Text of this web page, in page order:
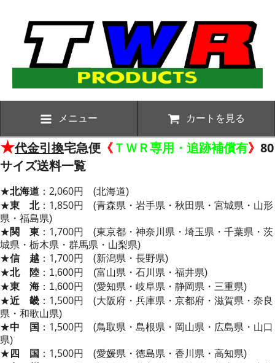
メニュー カートを見る
★代金引換宅急便 《ＴＷＲ専用・追跡補償有》 80
サイズ送料一覧
★北海道 ： 2,060円 (北海道)
★東 北：1,850円 (青森県・岩手県・秋田県・宮城県・山形
県・福島県)
★関 東 ： 1,700円 (東京都・神奈川県・埼玉県・千葉県・茨
城県・栃木県・群馬県・山梨県)
★信 越 ： 1,700円 (新潟県・長野県)
★北 陸 ： 1,600円 (富山県・石川県・福井県)
★東 海 ： 1,600円 (愛知県・岐阜県・静岡県・三重県)
★近 畿 ： 1,500円 (大阪府・兵庫県・京都府・滋賀県・奈良
県・和歌山県)
★中 国 ： 1,500円 (鳥取県・島根県・岡山県・広島県・山口
県)
★四 国 ： 1,500円 (愛媛県・徳島県・香川県・高知県)